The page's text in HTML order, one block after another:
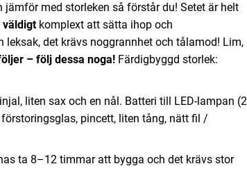
med storleken så förstår du! Setet är helt
väldigt komplext att sätta ihop och
det krävs noggrannhet och tålamod! Lim,
– följ dessa noga! Färdigbyggd storlek:
liten sax och en nål. Batteri till LED-lampan (2
pincett, liten tång, nätt fil /
ta 8–12 timmar att bygga och det krävs stor